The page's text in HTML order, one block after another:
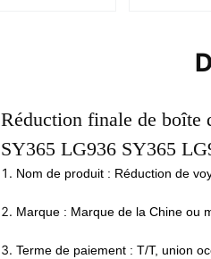
Réduction finale de boîte
SY365 LG936 SY365
1. Nom de produit : Réduction de
2. Marque : Marque de la Chine ou
3. Terme de paiement : T/T, union